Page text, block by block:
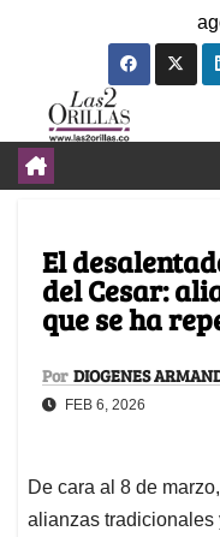
El
del Cesar:
que se ha
Por DIOGENES
FEB 6, 2026
De cara al 8 de
alianzas tradicionales